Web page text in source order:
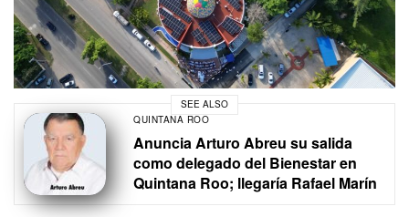
SEE ALSO
QUINTANA ROO
Anuncia Arturo Abreu su salida
como delegado del Bienestar en
Quintana Roo; llegaría Rafael Marín